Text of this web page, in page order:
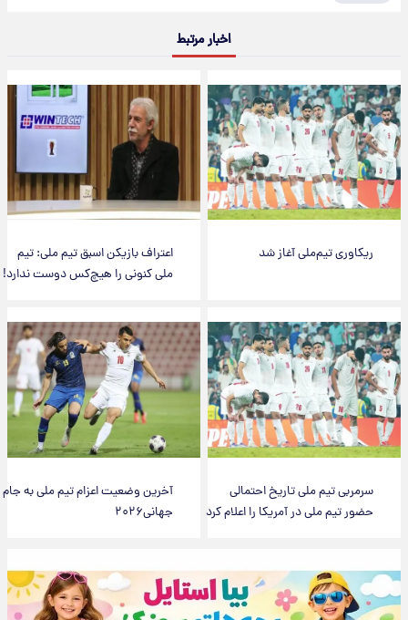
اخبار مرتبط
ریکاوری تیم‌ملی آغاز شد
اعتراف بازیکن اسبق تیم ملی: تیم
ملی کنونی را هیچ‌کس دوست ندارد!
سرمربی تیم ملی تاریخ احتمالی
حضور تیم ملی در آمریکا را اعلام کرد
آخرین وضعیت اعزام تیم ملی به جام
جهانی۲۰۲۶